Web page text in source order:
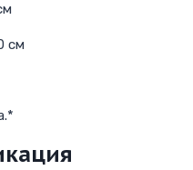
см